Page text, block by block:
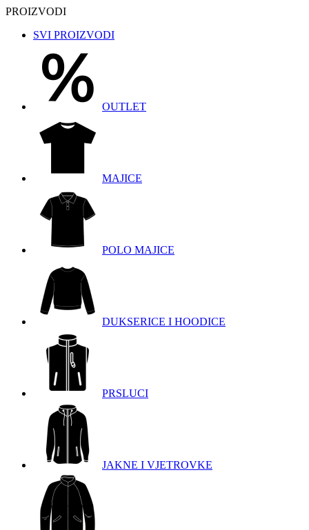
PROIZVODI
SVI PROIZVODI
OUTLET
MAJICE
POLO MAJICE
DUKSERICE I HOODICE
PRSLUCI
JAKNE I VJETROVKE